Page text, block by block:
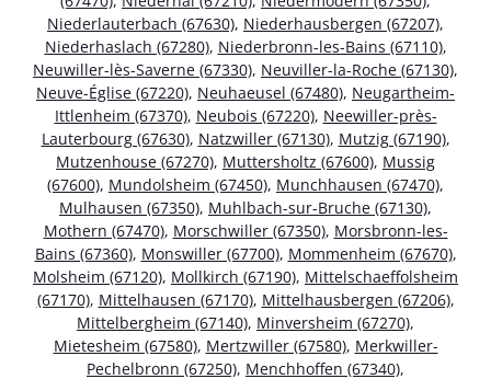
Niederlauterbach (67630), Niederhausbergen (67207),
Niederhaslach (67280), Niederbronn-les-Bains (67110),
Neuwiller-lès-Saverne (67330), Neuviller-la-Roche (67130),
Neuve-Église (67220), Neuhaeusel (67480), Neugartheim-
Ittlenheim (67370), Neubois (67220), Neewiller-près-
Lauterbourg (67630), Natzwiller (67130), Mutzig (67190),
Mutzenhouse (67270), Muttersholtz (67600), Mussig
(67600), Mundolsheim (67450), Munchhausen (67470),
Mulhausen (67350), Muhlbach-sur-Bruche (67130),
Mothern (67470), Morschwiller (67350), Morsbronn-les-
Bains (67360), Monswiller (67700), Mommenheim (67670),
Molsheim (67120), Mollkirch (67190), Mittelschaeffolsheim
(67170), Mittelhausen (67170), Mittelhausbergen (67206),
Mittelbergheim (67140), Minversheim (67270),
Mietesheim (67580), Mertzwiller (67580), Merkwiller-
Pechelbronn (67250), Menchhoffen (67340),